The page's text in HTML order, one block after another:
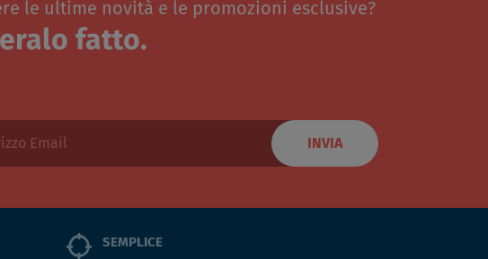
le ultime novità e le promozioni esclusive?
fatto.
INVIA
SEMPLICE